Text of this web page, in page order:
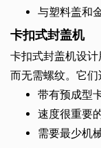
与塑料盖和
卡扣式封盖机
卡扣式封盖机设
而无需螺纹。它们
带有预成型
速度很重要
需要最少机